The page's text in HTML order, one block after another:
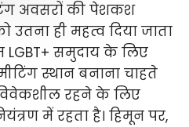
अवसरों की पेशकश
उतना ही महत्व दिया जाता
LGBT+ समुदाय के लिए
स्थान बनाना चाहते
विवेकशील रहने के लिए
में रहता है। हिमून पर,